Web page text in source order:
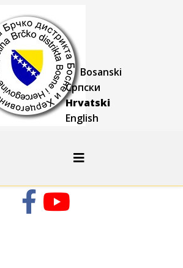
Bosanski
Српски
Hrvatski
English